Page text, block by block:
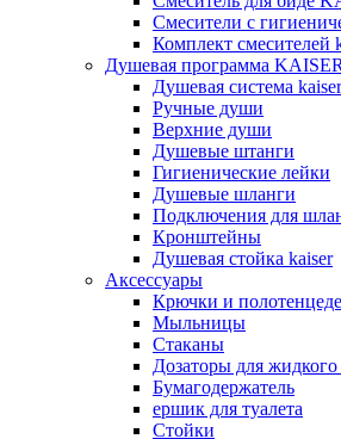
Смесители с
Комплект смесителей
Душевая программа KAISER
Душевая система kaiser
Ручные души
Верхние души
Душевые штанги
Гигиенические лейки
Душевые шланги
Подключения для
Кронштейны
Душевая стойка kaiser
Аксессуары
Крючки и
Мыльницы
Стаканы
Дозаторы для
Бумагодержатель
ершик для туалета
Стойки